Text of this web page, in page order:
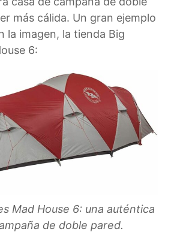
más cálida. Un gran ejemplo
la imagen, la tienda Big
6:
Mad House 6: una auténtica
de doble pared.